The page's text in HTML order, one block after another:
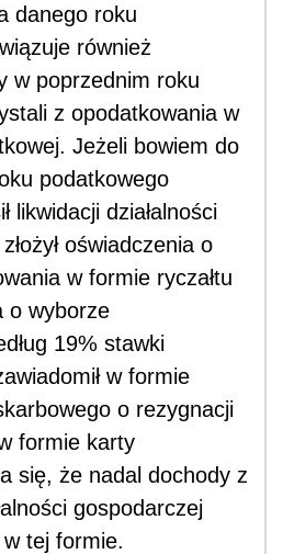
danego roku
również
w poprzednim roku
z opodatkowania w
Jeżeli bowiem do
podatkowego
likwidacji działalności
oświadczenia o
w formie ryczałtu
o wyborze
19% stawki
w formie
o rezygnacji
formie karty
się, że nadal dochody z
gospodarczej
tej formie.